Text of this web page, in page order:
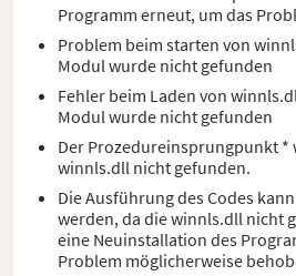
Programm erneut, um das
Problem beim starten von
Modul wurde nicht gefunden
Fehler beim Laden von
Modul wurde nicht gefunden
Der Prozedureinsprungpunkt *
winnls.dll nicht gefunden.
Die Ausführung des Codes
werden, da die winnls.dll nicht
eine Neuinstallation des
Problem möglicherweise